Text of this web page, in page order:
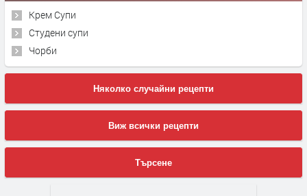
Крем Супи
Студени супи
Чорби
Няколко случайни рецепти
Виж всички рецепти
Търсене